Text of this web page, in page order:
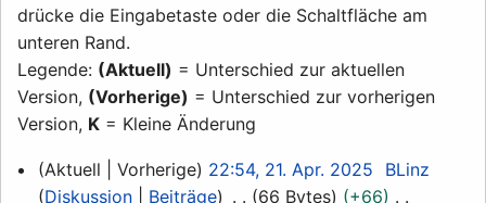
drücke die Eingabetaste oder die Schaltfläche am
unteren Rand.
Legende: (Aktuell) = Unterschied zur aktuellen
Version, (Vorherige) = Unterschied zur vorherigen
Version, K = Kleine Änderung
21.
April
Aktuell Vorherige 22:54, 21. Apr. 2025
BLinz
Diskussion
Beiträge 66 Bytes
+66